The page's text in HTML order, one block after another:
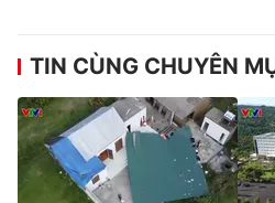
TIN CÙNG CHUYÊN